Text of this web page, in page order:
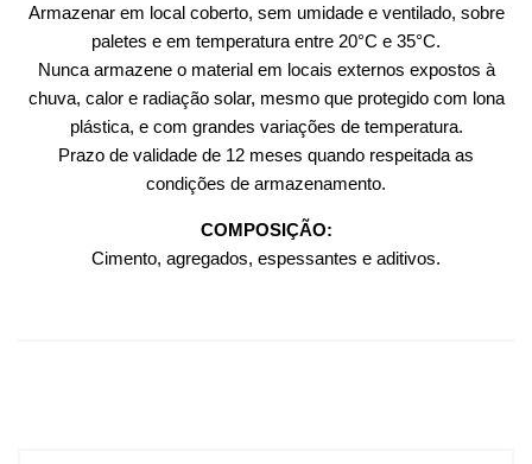
Armazenar em local coberto, sem umidade e ventilado, sobre
paletes e em temperatura entre 20°C e 35°C.
Nunca armazene o material em locais externos expostos à
chuva, calor e radiação solar, mesmo que protegido com lona
plástica, e com grandes variações de temperatura.
Prazo de validade de 12 meses quando respeitada as
condições de armazenamento.
COMPOSIÇÃO:
Cimento, agregados, espessantes e aditivos.